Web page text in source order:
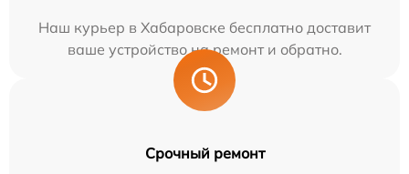
Наш курьер в Хабаровске бесплатно доставит
ваше устройство на ремонт и обратно.
Срочный ремонт